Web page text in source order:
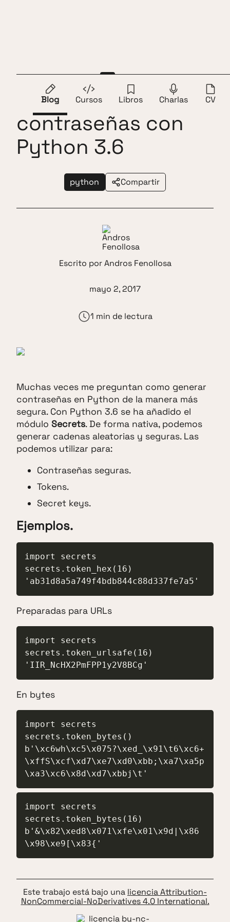
Saltar al contenido
Blog
Cursos Libros Charlas CV
Generar
contraseñas con
Python 3.6
python Compartir
Muchas veces me preguntan como generar
contraseñas en Python de la manera más
segura. Con Python 3.6 se ha añadido el
módulo Secrets. De forma nativa, podemos
generar cadenas aleatorias y seguras. Las
podemos utilizar para:
Contraseñas seguras.
Tokens.
Secret keys.
Ejemplos.
import secrets
secrets.token_hex(16)
'ab31d8a5a749f4bdb844c88d337fe7a5'
Preparadas para URLs
import secrets
secrets.token_urlsafe(16)
'IIR_NcHX2PmFPP1y2V8BCg'
En bytes
import secrets
secrets.token_bytes()
b'\xc6wh\xc5\x075?\xed_\x91\t6\xc6+
\xffS\xcf\xd7\xe7\xd0\xbb;\xa7\xa5p
\xa3\xc6\x8d\xd7\xbbj\t'
import secrets
secrets.token_bytes(16)
b'&\x82\xed8\x071\xfe\x01\x9d|\x86
\x98\xe9[\x83{'
Este trabajo está bajo una licencia Attribution-
NonCommercial-NoDerivatives 4.0 International.
Escrito porAndros Fenollosa
mayo 2, 2017
1 min de lectura